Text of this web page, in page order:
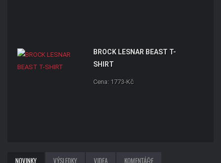
BROCK LESNAR BEAST T-
SHIRT
Cena: 1773-Kč